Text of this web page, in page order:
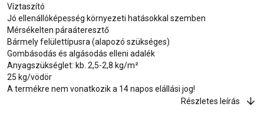
Víztaszító
Jó ellenállóképesség környezeti hatásokkal szemben
Mérsékelten páraáteresztő
Bármely felülettípusra (alapozó szükséges)
Gombásodás és algásodás elleni adalék
Anyagszükséglet: kb. 2,5-2,8 kg/m²
25 kg/vödör
A termékre nem vonatkozik a 14 napos elállási jog!
Részletes leírás